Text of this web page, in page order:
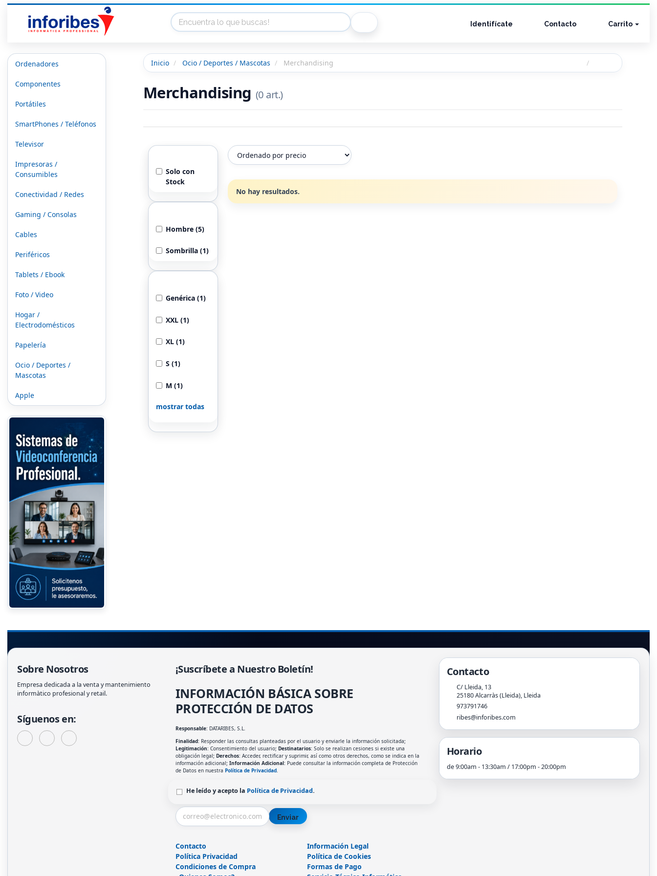
Identifícate Contacto Carrito
Ordenadores
Componentes
Portátiles
SmartPhones / Teléfonos
Televisor
Impresoras /
Consumibles
Conectividad / Redes
Gaming / Consolas
Cables
Periféricos
Tablets / Ebook
Foto / Video
Hogar /
Electrodomésticos
Papelería
Ocio / Deportes /
Mascotas
Apple
Inicio Ocio / Deportes / Mascotas Merchandising
Merchandising (0 art.)
Solo con
Stock
Hombre (5)
Sombrilla (1)
Genérica (1)
XXL (1)
XL (1)
S (1)
M (1)
mostrar todas
No hay resultados.
Sobre Nosotros
Empresa dedicada a la venta y mantenimiento
informàtico profesional y retail.
Síguenos en:
¡Suscríbete a Nuestro Boletín!
INFORMACIÓN BÁSICA SOBRE
PROTECCIÓN DE DATOS
Responsable: DATARIBES, S.L.
Finalidad: Responder las consultas planteadas por el usuario y enviarle la información solicitada;
Legitimación: Consentimiento del usuario; Destinatarios: Solo se realizan cesiones si existe una
obligación legal; Derechos: Acceder, rectificar y suprimir, así como otros derechos, como se indica en la
información adicional; Información Adicional: Puede consultar la información completa de Protección
de Datos en nuestra Política de Privacidad.
He leído y acepto la Política de Privacidad.
Enviar
Contacto
Información Legal
Política Privacidad
Política de Cookies
Condiciones de Compra
Formas de Pago
Contacto
C/ Lleida, 13
25180Alcarràs (Lleida), Lleida
973791746
ribes@inforibes.com
Horario
de 9:00am - 13:30am / 17:00pm - 20:00pm